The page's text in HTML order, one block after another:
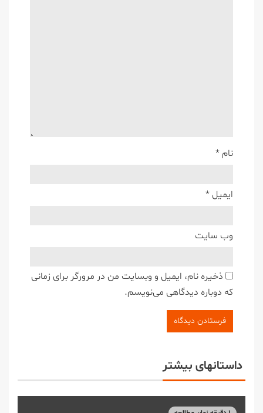
نام *
ایمیل *
وب‌ سایت
ذخیره نام، ایمیل و وبسایت من در مرورگر برای زمانی
که دوباره دیدگاهی می‌نویسم.
داستانهای بیشتر